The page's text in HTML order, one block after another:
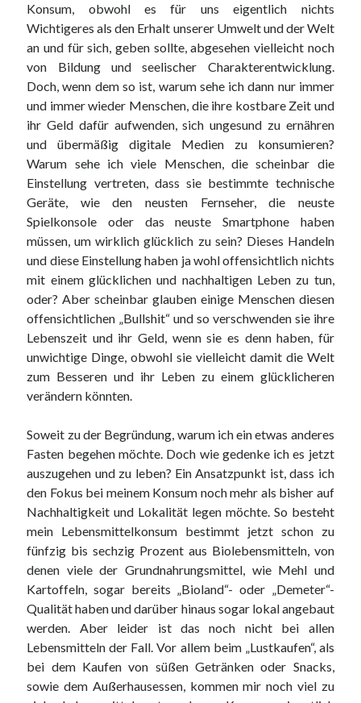
Konsum, obwohl es für uns eigentlich nichts
Wichtigeres als den Erhalt unserer Umwelt und der Welt
an und für sich, geben sollte, abgesehen vielleicht noch
von Bildung und seelischer Charakterentwicklung.
Doch, wenn dem so ist, warum sehe ich dann nur immer
und immer wieder Menschen, die ihre kostbare Zeit und
ihr Geld dafür aufwenden, sich ungesund zu ernähren
und übermäßig digitale Medien zu konsumieren?
Warum sehe ich viele Menschen, die scheinbar die
Einstellung vertreten, dass sie bestimmte technische
Geräte, wie den neusten Fernseher, die neuste
Spielkonsole oder das neuste Smartphone haben
müssen, um wirklich glücklich zu sein? Dieses Handeln
und diese Einstellung haben ja wohl offensichtlich nichts
mit einem glücklichen und nachhaltigen Leben zu tun,
oder? Aber scheinbar glauben einige Menschen diesen
offensichtlichen „Bullshit“ und so verschwenden sie ihre
Lebenszeit und ihr Geld, wenn sie es denn haben, für
unwichtige Dinge, obwohl sie vielleicht damit die Welt
zum Besseren und ihr Leben zu einem glücklicheren
verändern könnten.
Soweit zu der Begründung, warum ich ein etwas anderes
Fasten begehen möchte. Doch wie gedenke ich es jetzt
auszugehen und zu leben? Ein Ansatzpunkt ist, dass ich
den Fokus bei meinem Konsum noch mehr als bisher auf
Nachhaltigkeit und Lokalität legen möchte. So besteht
mein Lebensmittelkonsum bestimmt jetzt schon zu
fünfzig bis sechzig Prozent aus Biolebensmitteln, von
denen viele der Grundnahrungsmittel, wie Mehl und
Kartoffeln, sogar bereits „Bioland“- oder „Demeter“-
Qualität haben und darüber hinaus sogar lokal angebaut
werden. Aber leider ist das noch nicht bei allen
Lebensmitteln der Fall. Vor allem beim „Lustkaufen“, als
bei dem Kaufen von süßen Getränken oder Snacks,
sowie dem Außerhausessen, kommen mir noch viel zu